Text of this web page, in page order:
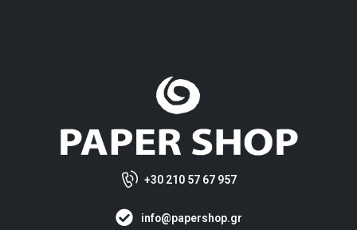
+30 210 57 67 957
info@papershop.gr